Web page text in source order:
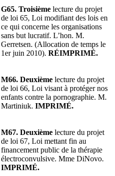
G65. Troisième lecture du projet
de loi 65, Loi modifiant des lois en
ce qui concerne les organisations
sans but lucratif. L’hon. M.
Gerretsen. (Allocation de temps le
1er juin 2010). RÉIMPRIMÉ.
M66. Deuxième lecture du projet
de loi 66, Loi visant à protéger nos
enfants contre la pornographie. M.
Martiniuk. IMPRIMÉ.
M67. Deuxième lecture du projet
de loi 67, Loi mettant fin au
financement public de la thérapie
électroconvulsive. Mme DiNovo.
IMPRIMÉ.